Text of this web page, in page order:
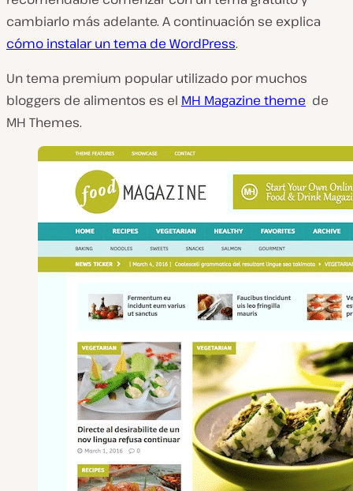
cambiarlo más adelante. A continuación se explica
cómo instalar un tema de WordPress.
Un tema premium popular utilizado por muchos
bloggers de alimentos es el MH Magazine theme de
MH Themes.